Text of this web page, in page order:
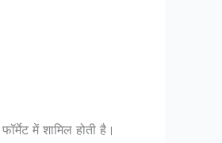
में शामिल होती है।